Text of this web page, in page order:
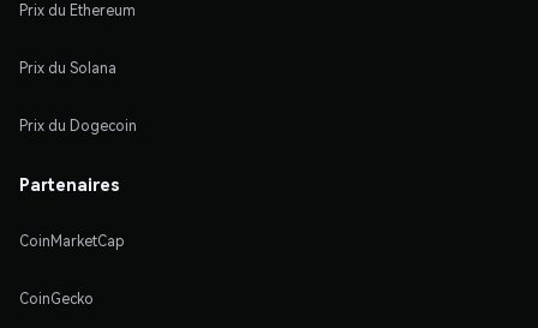
Prix du Ethereum
Prix du Solana
Prix du Dogecoin
Partenaires
CoinMarketCap
CoinGecko